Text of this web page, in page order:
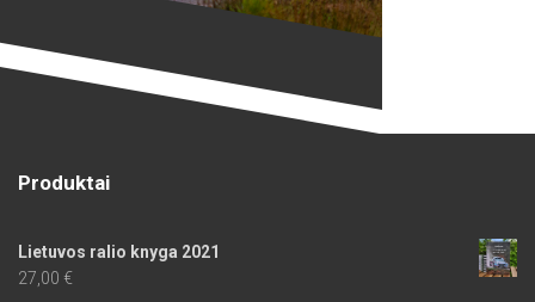
Produktai
Lietuvos ralio knyga 2021
27,00 €